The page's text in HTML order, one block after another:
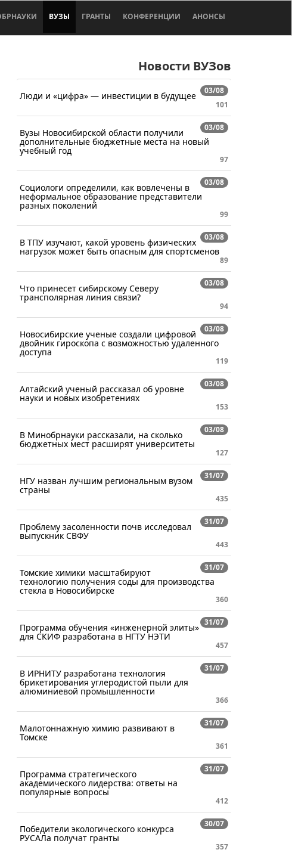
ВУЗЫ ГРАНТЫ КОНФЕРЕНЦИИ АНОНСЫ
Новости ВУЗов
03/08
Люди и «цифра» — инвестиции в будущее
101
03/08
Вузы Новосибирской области получили
дополнительные бюджетные места на новый
учебный год
97
03/08
Cоциологи определили, как вовлечены в
неформальное образование представители
разных поколений
99
03/08
В ТПУ изучают, какой уровень физических
нагрузок может быть опасным для спортсменов
89
03/08
Что принесет сибирскому Северу
трансполярная линия связи?
94
03/08
Новосибирские ученые создали цифровой
двойник гироскопа с возможностью удаленного
доступа
119
03/08
Алтайский ученый рассказал об уровне
науки и новых изобретениях
153
03/08
В Минобрнауки рассказали, на сколько
бюджетных мест расширят университеты
127
31/07
НГУ назван лучшим региональным вузом
страны
435
31/07
Проблему засоленности почв исследовал
выпускник СВФУ
443
31/07
Томские химики масштабируют
технологию получения соды для производства
стекла в Новосибирске
360
31/07
Программа обучения «инженерной элиты»
для СКИФ разработана в НГТУ НЭТИ
457
31/07
В ИРНИТУ разработана технология
брикетирования углеродистой пыли для
алюминиевой промышленности
366
31/07
Малотоннажную химию развивают в
Томске
361
31/07
Программа стратегического
академического лидерства: ответы на
популярные вопросы
412
30/07
Победители экологического конкурса
РУСАЛа получат гранты
357